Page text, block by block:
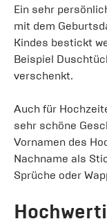
Ein sehr
mit dem
Kindes bestickt
Beispiel
verschenkt.
Auch für
sehr schöne
Vornamen des
Nachname als
Sprüche oder